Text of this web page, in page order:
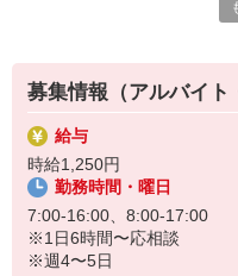
幅広い年代が活躍中です。
まずはお気軽にご応募くださ
・検品箱詰め
・入荷、出荷作業 など
面接時にどんな仕事があるか
中からあなたに合った作業を
★工場のお仕事が初めての方
したい方にはぴったりです。
★幅広くの年齢層が活躍して
★食品を扱うお仕事なので、
を通して作業しやすい環境で
募集情報（アルバイト
給与
時給1,250円
勤務時間・曜日
7:00-16:00、8:00-17:00
※1日6時間〜応相談
※週4〜5日